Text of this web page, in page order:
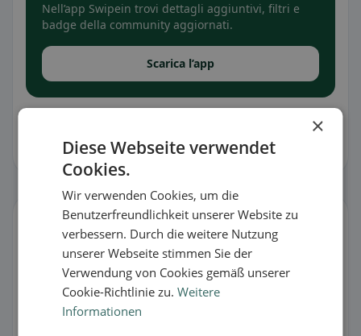
Nell’app Swipein trovi dettagli aggiuntivi, filtri e
badge della community aggiornati.
Scarica l’app
contenere errori. Usa la funzione di segnalazione in caso di
incongruenze.
Gestisci scheda
C’è qualcosa che non va o sei il proprietario?
🐛 Segnala un problema
🏪 Rivendica la scheda gratis
×
Diese Webseite verwendet
Cookies.
Wir verwenden Cookies, um die
Benutzerfreundlichkeit unserer Website zu
verbessern. Durch die weitere Nutzung
unserer Webseite stimmen Sie der
Verwendung von Cookies gemäß unserer
Cookie-Richtlinie zu.Weitere
Informationen